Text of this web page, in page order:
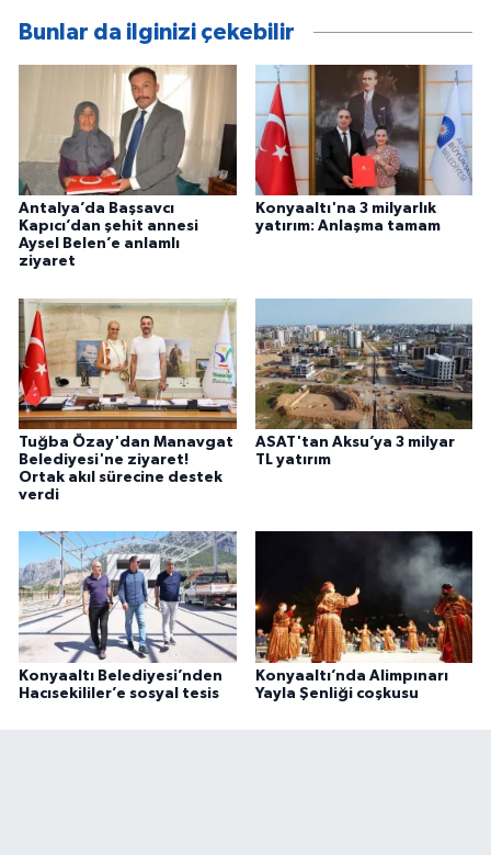
Bunlar da ilginizi çekebilir
Antalya’da Başsavcı
Kapıcı’dan şehit annesi
Aysel Belen’e anlamlı
ziyaret
Konyaaltı'na 3 milyarlık
yatırım: Anlaşma tamam
Tuğba Özay'dan Manavgat
Belediyesi'ne ziyaret!
Ortak akıl sürecine destek
verdi
ASAT'tan Aksu’ya 3 milyar
TL yatırım
Konyaaltı Belediyesi’nden
Hacısekililer’e sosyal tesis
Konyaaltı’nda Alimpınarı
Yayla Şenliği coşkusu